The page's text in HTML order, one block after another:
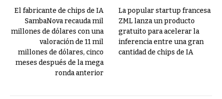
El fabricante de chips de IA
SambaNova recauda mil
millones de dólares con una
valoración de 11 mil
millones de dólares, cinco
meses después de la mega
ronda anterior
La popular startup francesa
ZML lanza un producto
gratuito para acelerar la
inferencia entre una gran
cantidad de chips de IA